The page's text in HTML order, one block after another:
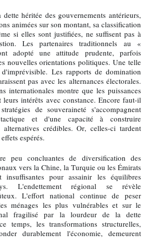
héritée des gouvernements antérieurs,
animées sur son montant, sa classification
si elles sont justifiées, ne suffisent pas à
Les partenaires traditionnels au «
adopté une attitude prudente, parfois
nouvelles orientations politiques. Une telle
Les rapports de domination
pas avec les alternances électorales.
internationales montre que les puissances
leurs intérêts avec constance. Encore faut-il
de souveraineté s'accompagnent
et d'une capacité à construire
alternatives crédibles. Or, celles-ci tardent
espérés.
peu concluantes de diversification des
vers la Chine, la Turquie ou les Émirats
insuffisantes pour assainir les équilibres
L'endettement régional se révèle
L'effort national continue de peser
ménages les plus vulnérables et sur le
fragilisé par la lourdeur de la dette
temps, les transformations structurelles,
durablement l'économie, demeurent